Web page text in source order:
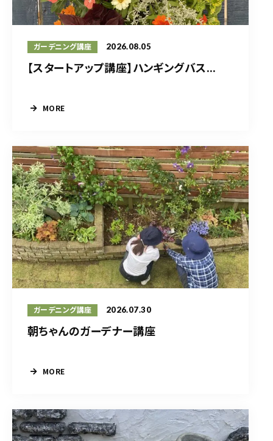
ガーデニング講座 2026.08.05
【スタートアップ講座】ハンギングバス...
MORE
ガーデニング講座 2026.07.30
朝ちゃんのガーデナー講座
MORE